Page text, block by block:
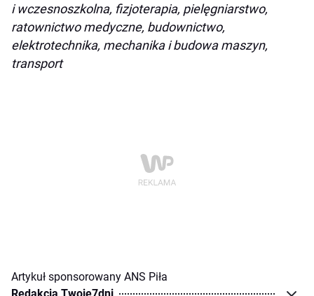
i wczesnoszkolna, fizjoterapia, pielęgniarstwo,
ratownictwo medyczne, budownictwo,
elektrotechnika, mechanika i budowa maszyn,
transport
Artykuł sponsorowany ANS Piła